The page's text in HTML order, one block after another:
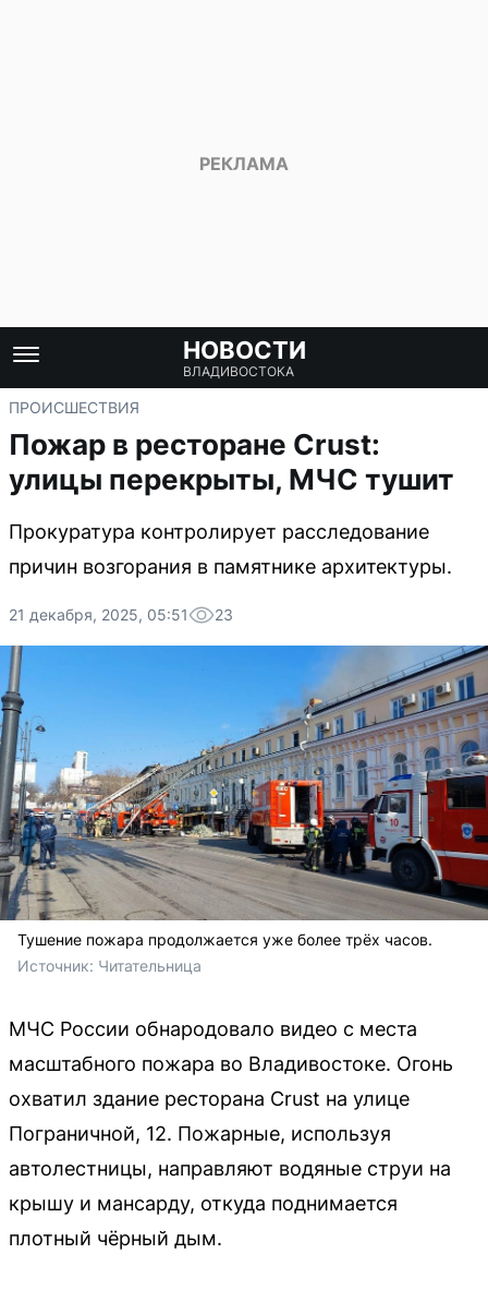
НОВОСТИ
ВЛАДИВОСТОКА
ПРОИСШЕСТВИЯ
Пожар в ресторане Crust:
улицы перекрыты, МЧС тушит
Прокуратура контролирует расследование
причин возгорания в памятнике архитектуры.
21 декабря, 2025, 05:51 23
Тушение пожара продолжается уже более трёх часов.
Источник: Читательница
МЧС России обнародовало видео с места
масштабного пожара во Владивостоке. Огонь
охватил здание ресторана Crust на улице
Пограничной, 12. Пожарные, используя
автолестницы, направляют водяные струи на
крышу и мансарду, откуда поднимается
плотный чёрный дым.